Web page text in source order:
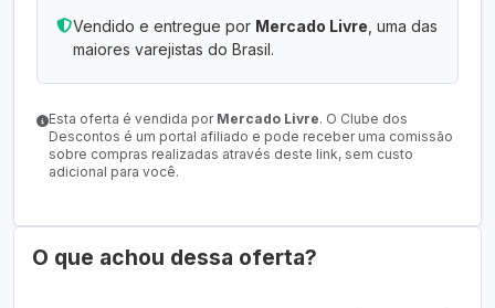
Vendido e entregue por Mercado Livre , uma das
maiores varejistas do Brasil.
Esta oferta é vendida por Mercado Livre. O Clube dos
Descontos é um portal afiliado e pode receber uma comissão
sobre compras realizadas através deste link, sem custo
adicional para você.
O que achou dessa oferta?